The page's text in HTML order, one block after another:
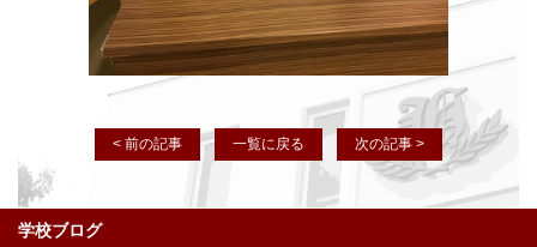
< 前の記事 一覧に戻る 次の記事 >
学校ブログ